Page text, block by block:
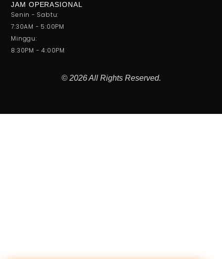
JAM OPERASIONAL
Senin - Sabtu:
7:30AM - 5:00PM
Minggu:
8:30PM - 4:00PM
© 2026 All Rights Reserved.